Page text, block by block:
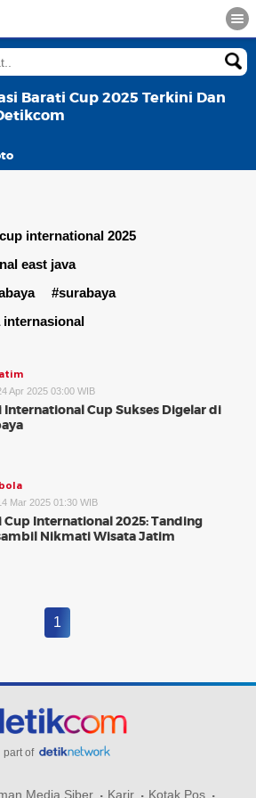
Barati Cup 2025 Terkini Dan
international 2025
east java
#surabaya
internasional
Apr 2025 03:00 WIB
International Cup Sukses Digelar di
Mar 2025 01:30 WIB
Cup International 2025: Tanding
Nikmati Wisata Jatim
1
part of
Media Siber Karir Kotak Pos